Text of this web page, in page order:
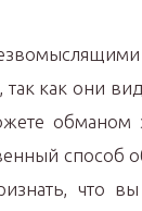
так как они
обманом
способ
что